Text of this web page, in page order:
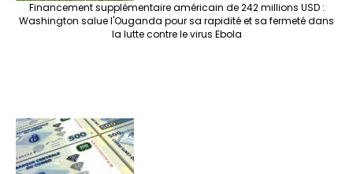
Financement supplémentaire américain de 242 millions USD :
Washington salue l'Ouganda pour sa rapidité et sa fermeté dans
la lutte contre le virus Ebola